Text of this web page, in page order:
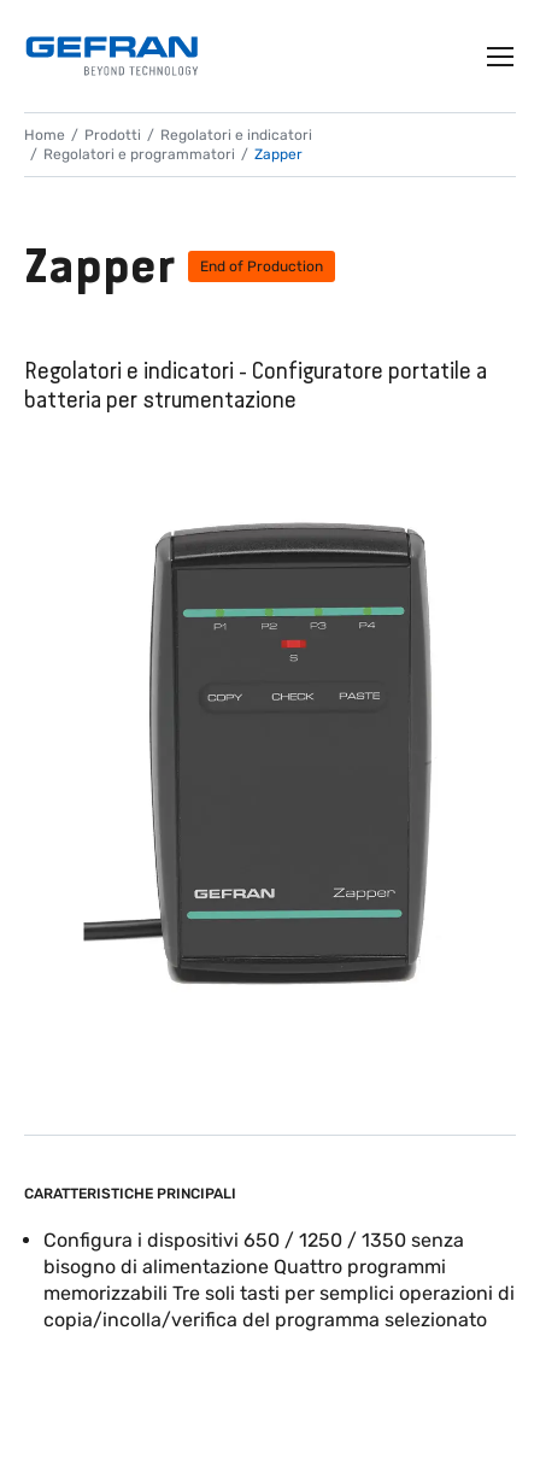
Home Prodotti
Regolatori e indicatori
Regolatori e programmatori
Zapper
Zapper End of Production
Regolatori e indicatori - Configuratore portatile a
batteria per strumentazione
CARATTERISTICHE PRINCIPALI
Configura i dispositivi 650 / 1250 / 1350 senza
bisogno di alimentazione Quattro programmi
memorizzabili Tre soli tasti per semplici operazioni di
copia/incolla/verifica del programma selezionato